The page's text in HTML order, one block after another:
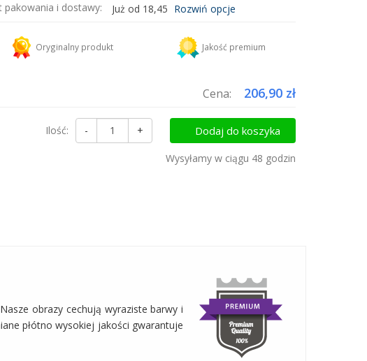
pakowania i dostawy: Już od 18,45 Rozwiń opcje
Kurier DHL
więcej produktów do koszyka i zapłać za wysyłkę tylko raz!
Oryginalny produkt Jakość premium
Cena: 206,90 zł
Dodaj do koszyka
Ilość: - +
Wysyłamy w ciągu 48 godzin
obrazy cechują wyraziste barwy i
płótno wysokiej jakości gwarantuje